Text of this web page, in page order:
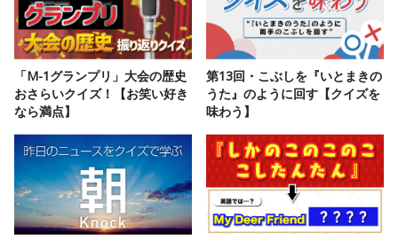
「M-1グランプリ」大会の歴史
おさらいクイズ！【お笑い好き
なら満点】
第13回・こぶしを『いとまきの
うた』のように回す【クイズを
味わう】